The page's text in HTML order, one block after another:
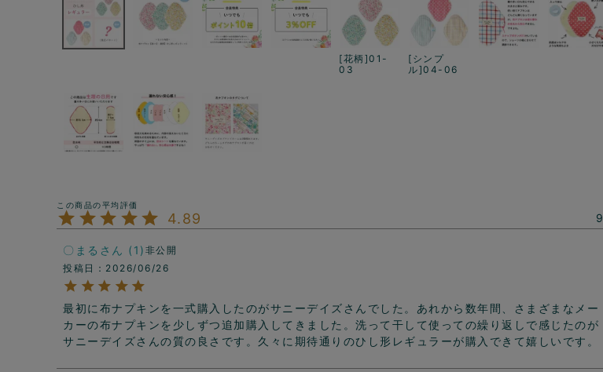
[花柄]01-
03
[シンプ
ル]04-06
4.89 9
〇まる 1
非公開
投稿日
2026/06/26
最初に布ナプキンを一式購入したのがサニーデイズさんでした。あれから数年間、さまざまなメー
カーの布ナプキンを少しずつ追加購入してきました。洗って干して使っての繰り返しで感じたのが
サニーデイズさんの質の良さです。久々に期待通りのひし形レギュラーが購入できて嬉しいです。